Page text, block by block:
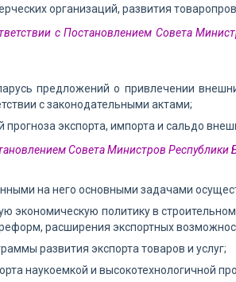
организаций, развития
с Постановлением Совета
предложений о привлечении
с законодательными актами;
экспорта, импорта и сальдо
Совета Министров Республики
на него основными задачами
экономическую политику в
расширения экспортных
развития экспорта товаров и услуг;
наукоемкой и высокотехнологичной